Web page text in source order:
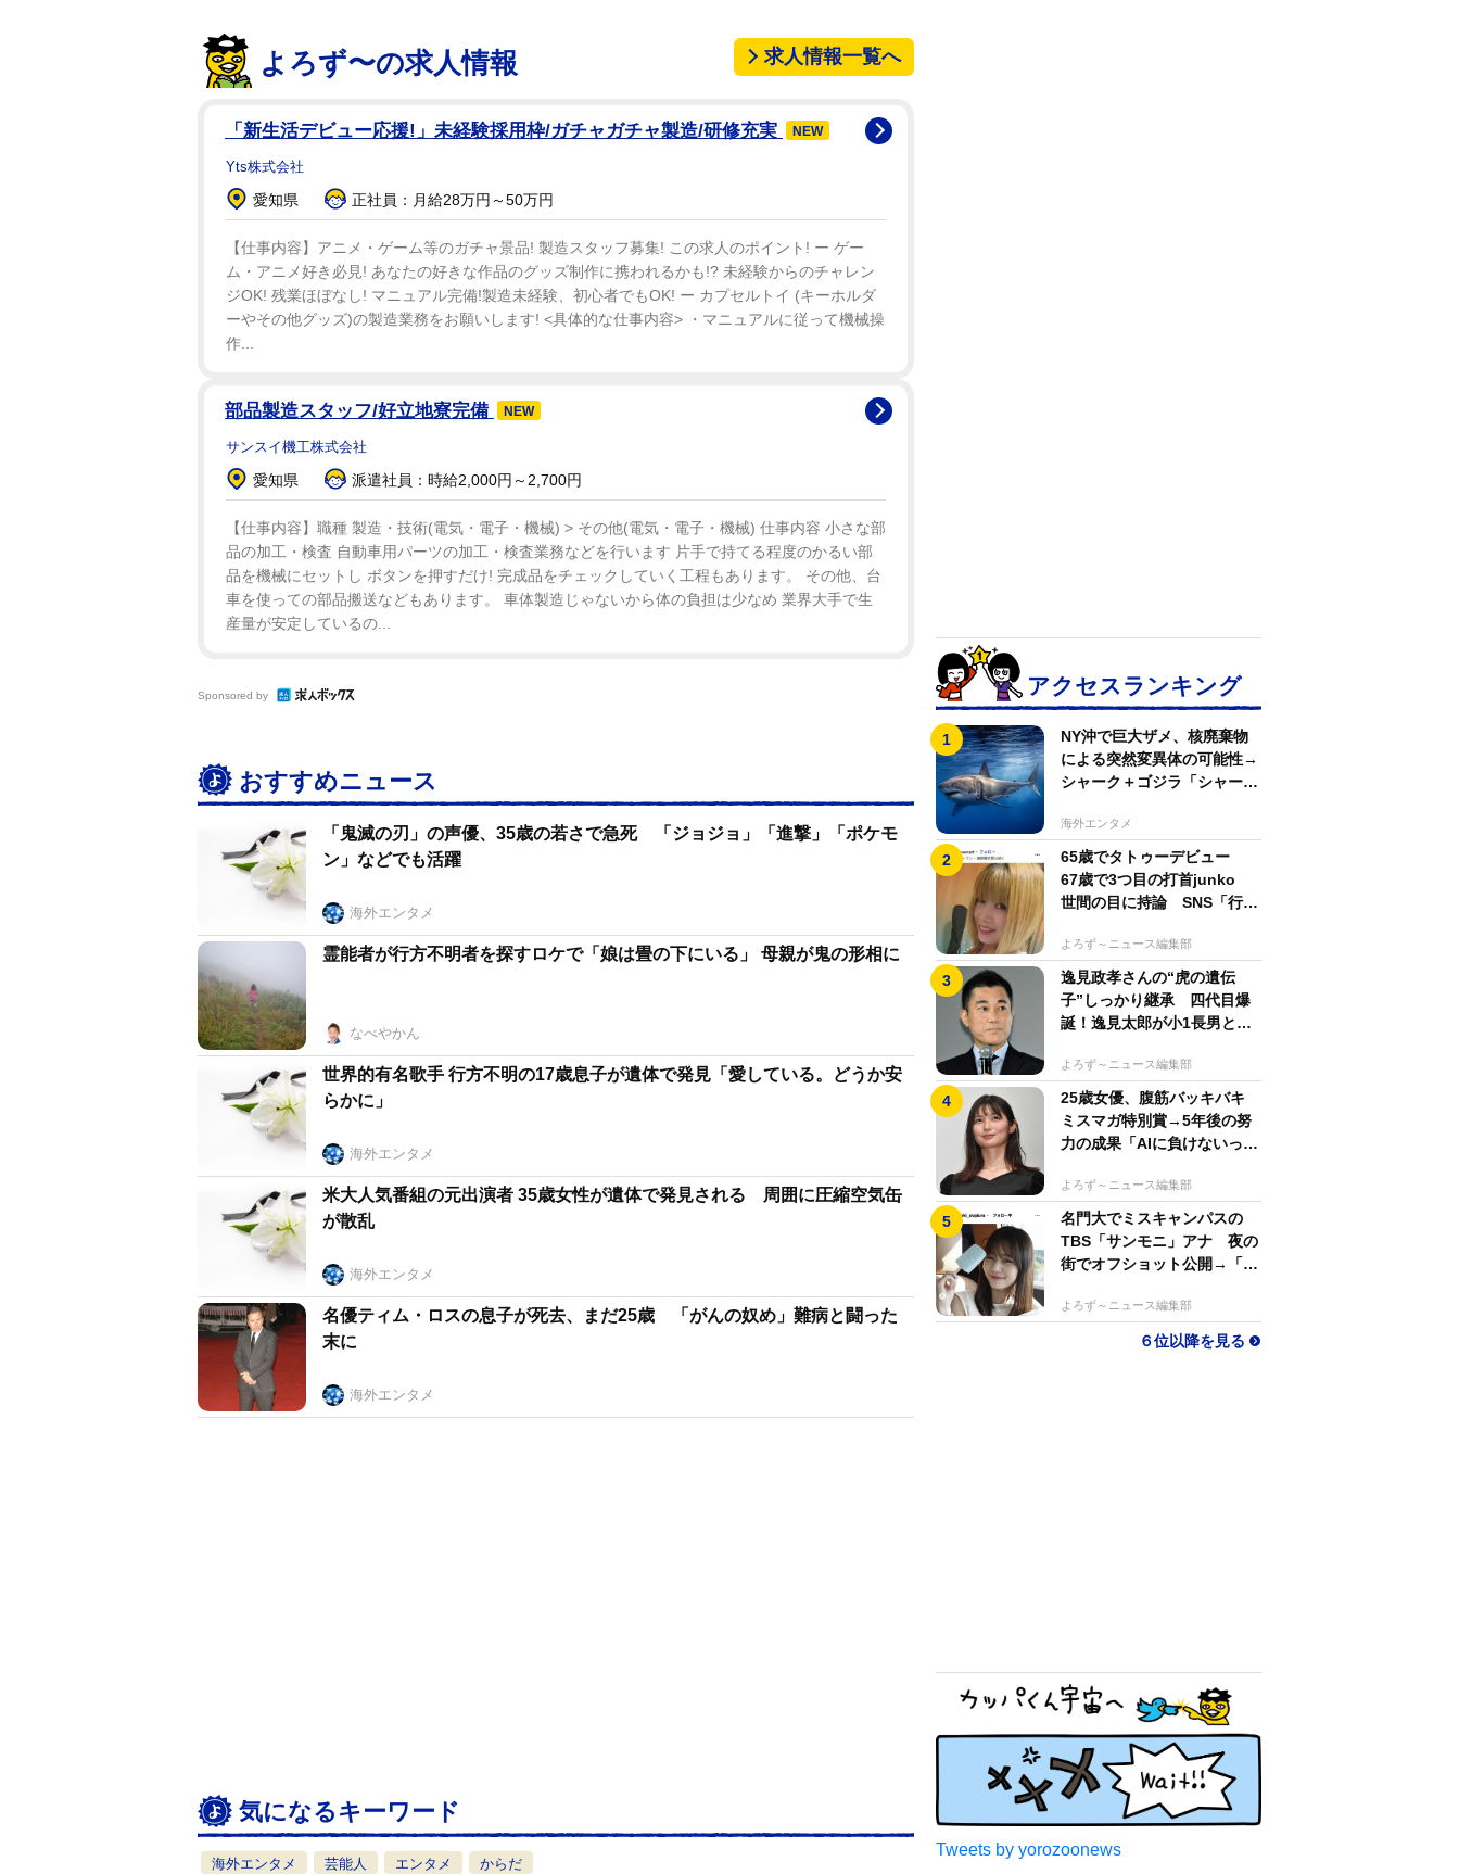
３００万枚を売り上げ、バックストリート・ボーイズやブリトニー・スピアーズのツア
ーのサポートアクトも務めた。
更に俳優としてドラマ「リジー Ｌｉｚｚｉｅ」に出演、２００１年には「スーシカ
ル・ザ・ミュージカル」でブロードウェイの舞台に立った。
ティ番組「ハウス・オブ・カーターズ」に登場、２００９年には「ダンシング・ウィ
ズ・ザ・スターズ」でダンス競技に挑戦してもいた。
一方私生活では数回の逮捕歴があり、２００８年にはスピード違反で車を止められた
入所していた。
２０２１年には婚約者のメラニー・マーテインとの間に息子プリンスくんが誕生した
ものの、不安定な２人の関係もあり、メラニーの母親がプリンスくんの面倒を見てい
た。他にも２０２０年にはオンリー・ファンズにアカウントを開設、２０２１年はラマ
ー・オドムとボクシングの試合を開催し話題となっていた。
よろず〜の求人情報 求人情報一覧へ
「新生活デビュー応援!」未経験採用枠/ガチャガチャ製造/研修充実 NEW
Yts株式会社
愛知県 正社員：月給28万円～50万円
【仕事内容】アニメ・ゲーム等のガチャ景品! 製造スタッフ募集! この求人のポイント! ー ゲー
ム・アニメ好き必見! あなたの好きな作品のグッズ制作に携われるかも!? 未経験からのチャレン
ジOK! 残業ほぼなし! マニュアル完備!製造未経験、初心者でもOK! ー カプセルトイ (キーホルダ
ーやその他グッズ)の製造業務をお願いします! <具体的な仕事内容> ・マニュアルに従って機械操
作...
部品製造スタッフ/好立地寮完備 NEW
サンスイ機工株式会社
愛知県 派遣社員：時給2,000円～2,700円
【仕事内容】職種 製造・技術(電気・電子・機械) > その他(電気・電子・機械) 仕事内容 小さな部
品の加工・検査 自動車用パーツの加工・検査業務などを行います 片手で持てる程度のかるい部
品を機械にセットし ボタンを押すだけ! 完成品をチェックしていく工程もあります。 その他、台
車を使っての部品搬送などもあります。 車体製造じゃないから体の負担は少なめ 業界大手で生
産量が安定しているの...
Sponsored by
おすすめニュース
「鬼滅の刃」の声優、35歳の若さで急死 「ジョジョ」「進撃」「ポケモ
ン」などでも活躍
海外エンタメ
霊能者が行方不明者を探すロケで「娘は畳の下にいる」 母親が鬼の形相に
なべやかん
世界的有名歌手 行方不明の17歳息子が遺体で発見「愛している。どうか安
らかに」
海外エンタメ
米大人気番組の元出演者 35歳女性が遺体で発見される 周囲に圧縮空気缶
が散乱
海外エンタメ
名優ティム・ロスの息子が死去、まだ25歳 「がんの奴め」難病と闘った
末に
海外エンタメ
気になるキーワード
海外エンタメ 芸能人 エンタメ からだ
アクセスランキング
NY沖で巨大ザメ、核廃棄物
による突然変異体の可能性→
シャーク＋ゴジラ「シャーク
海外エンタメ
65歳でタトゥーデビュー
67歳で3つ目の打首junko
世間の目に持論 SNS「行動
よろず～ニュース編集部
逸見政孝さんの“虎の遺伝
子”しっかり継承 四代目爆
誕！逸見太郎が小1長男とと
よろず～ニュース編集部
25歳女優、腹筋バッキバキ
ミスマガ特別賞→5年後の努
力の成果「AIに負けないっ」
よろず～ニュース編集部
名門大でミスキャンパスの
TBS「サンモニ」アナ 夜の
街でオフショット公開→「ノ
よろず～ニュース編集部
６位以降を見る
Tweets by yorozoonews